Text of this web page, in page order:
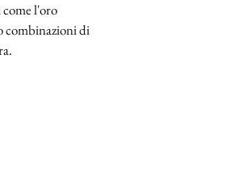
l'oro
combinazioni di